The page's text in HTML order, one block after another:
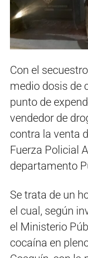
Con el
medio dosis de
punto de
vendedor de
contra la venta
Fuerza Policial
departamento
Se trata de un
el cual, según
el Ministerio
cocaína en